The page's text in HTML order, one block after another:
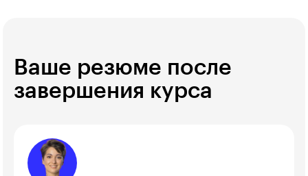
Ваше резюме после
завершения курса